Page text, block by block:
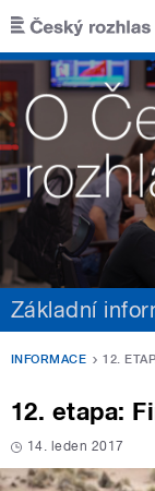
Přejít k hlavnímu
Základní
INFORMACE 12.
12. etapa:
14. leden 2017